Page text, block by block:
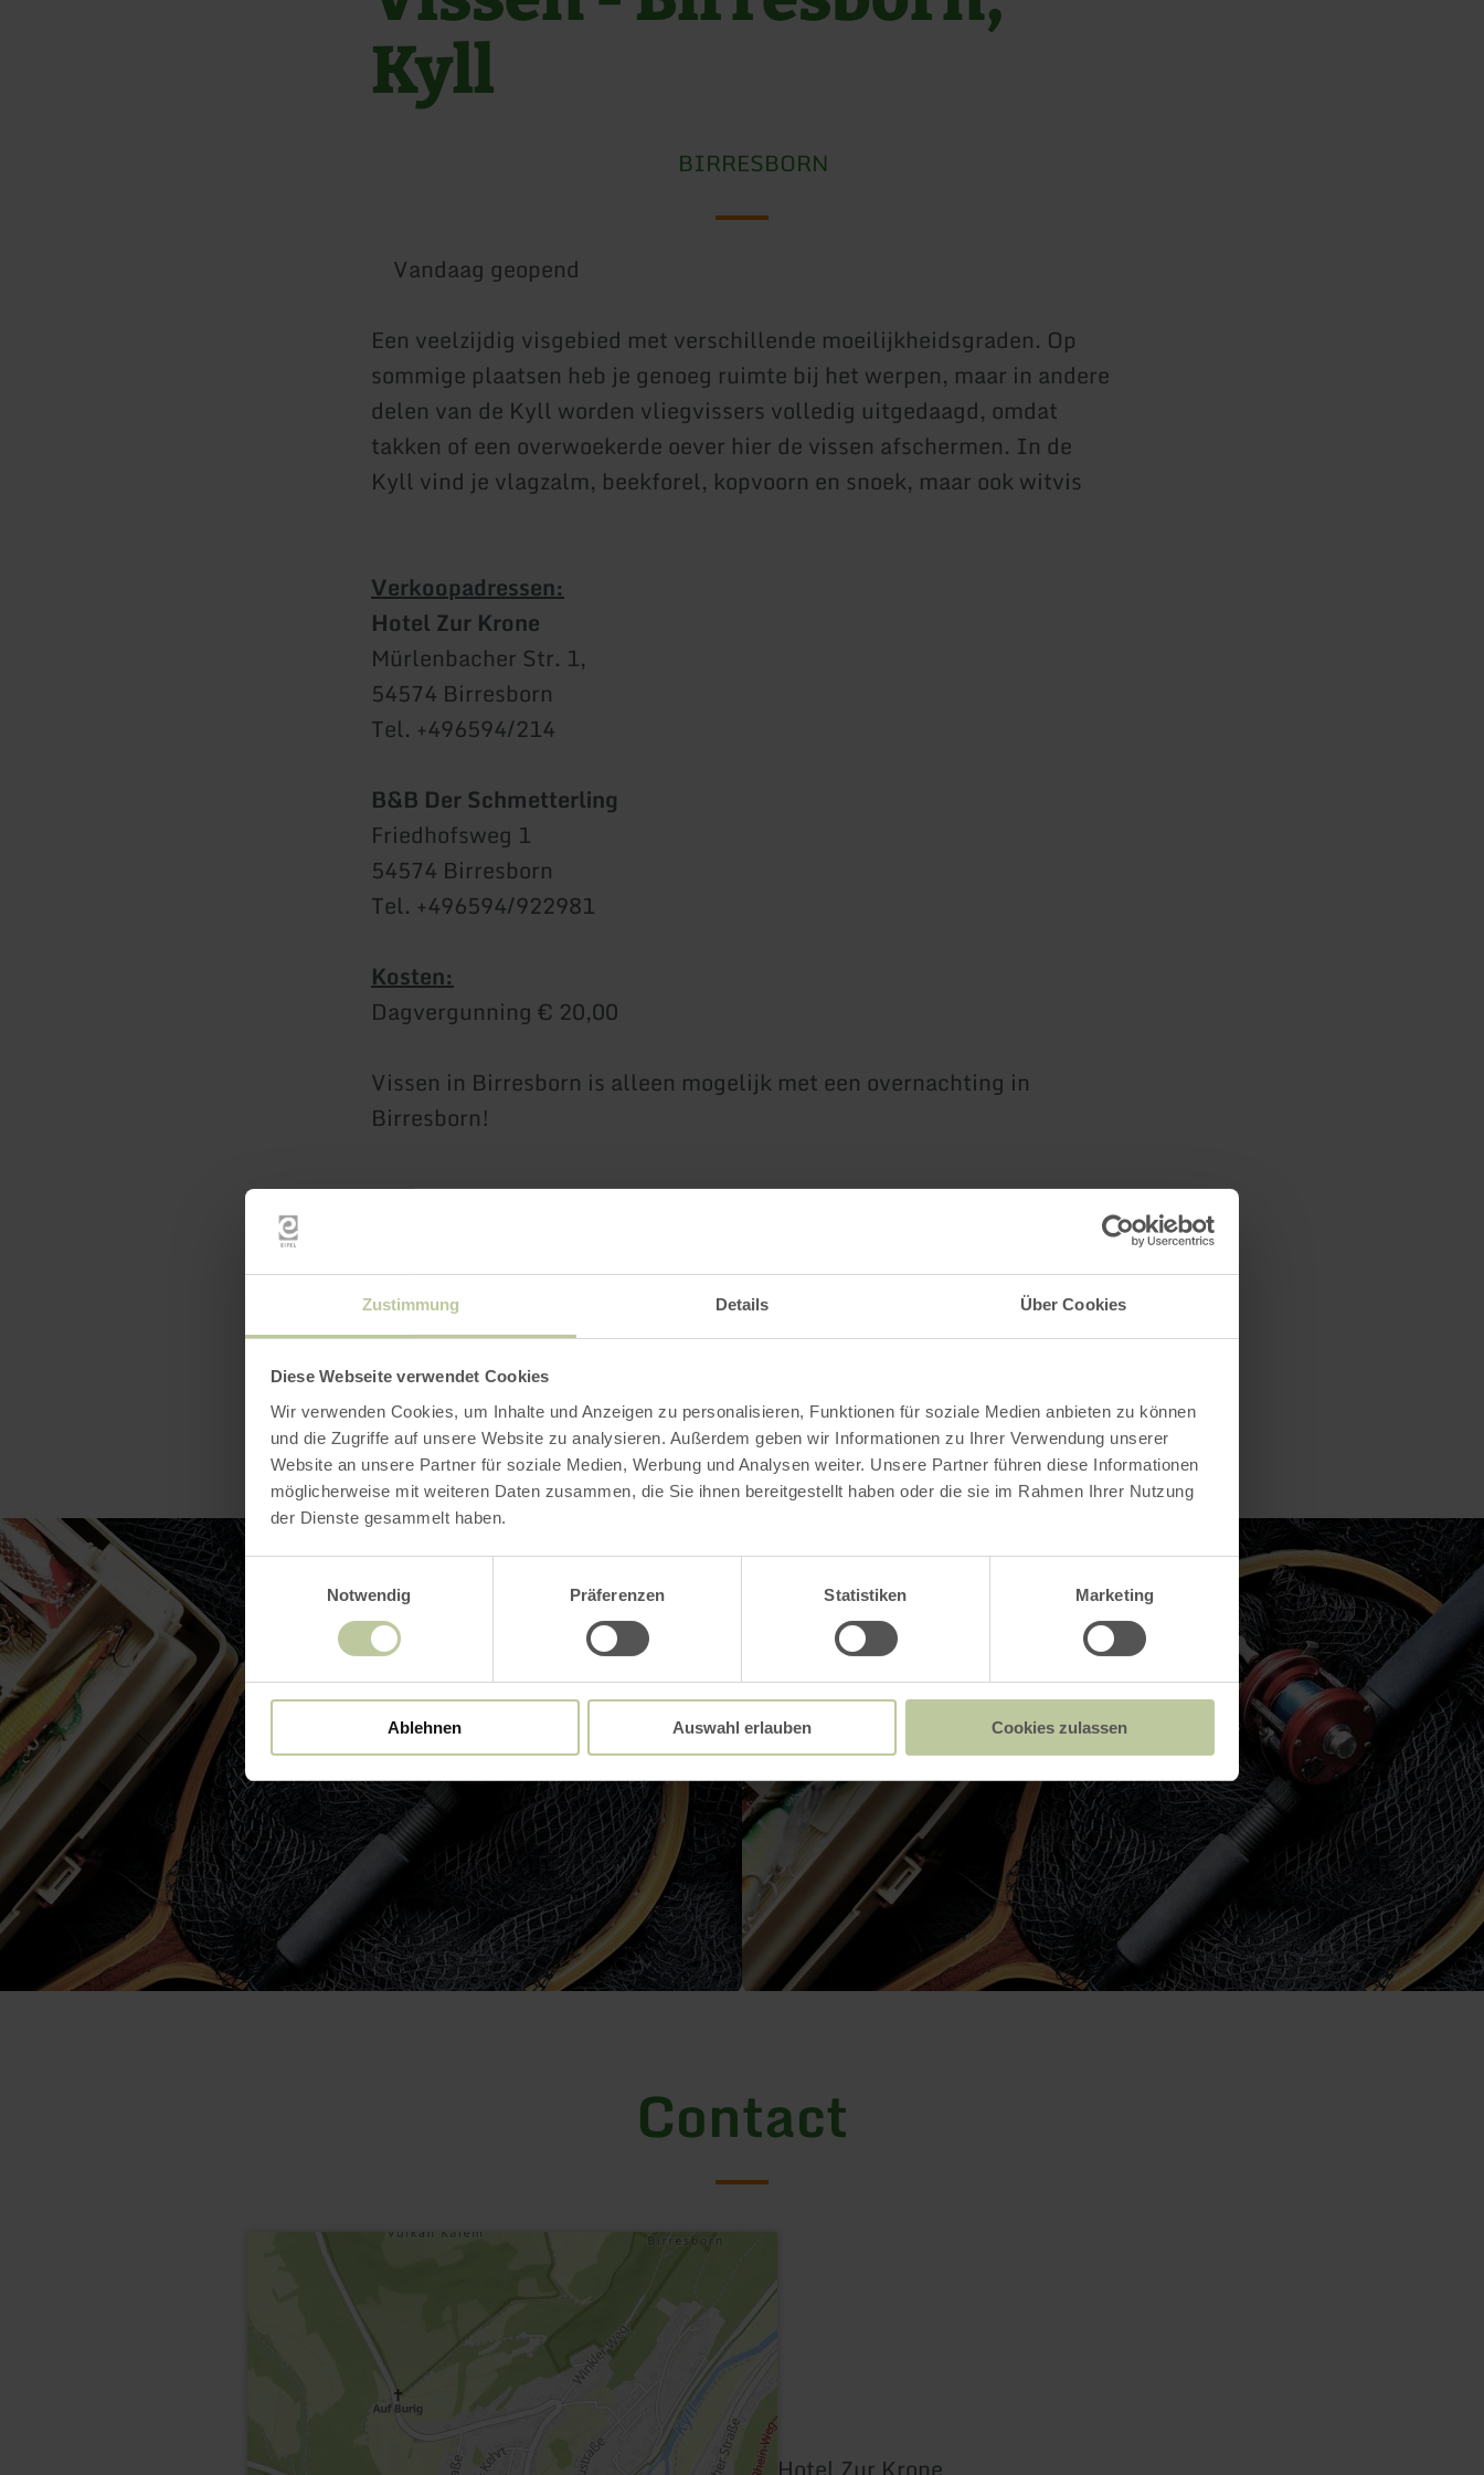
Zustimmung Details Über Cookies
Diese Webseite verwendet Cookies
Wir verwenden Cookies, um Inhalte und Anzeigen zu personalisieren, Funktionen für soziale Medien anbieten zu können
und die Zugriffe auf unsere Website zu analysieren. Außerdem geben wir Informationen zu Ihrer Verwendung unserer
Website an unsere Partner für soziale Medien, Werbung und Analysen weiter. Unsere Partner führen diese Informationen
möglicherweise mit weiteren Daten zusammen, die Sie ihnen bereitgestellt haben oder die sie im Rahmen Ihrer Nutzung
der Dienste gesammelt haben.
Notwendig
Präferenzen Statistiken Marketing
Ablehnen Auswahl erlauben Cookies zulassen
Kyll
BIRRESBORN
Vandaag geopend
Een veelzijdig visgebied met verschillende moeilijkheidsgraden. Op
sommige plaatsen heb je genoeg ruimte bij het werpen, maar in andere
delen van de Kyll worden vliegvissers volledig uitgedaagd, omdat
takken of een overwoekerde oever hier de vissen afschermen. In de
Kyll vind je vlagzalm, beekforel, kopvoorn en snoek, maar ook witvis
Verkoopadressen:
Hotel Zur Krone
Mürlenbacher Str. 1,
54574 Birresborn
Tel. +496594/214
B&B Der Schmetterling
Friedhofsweg 1
54574 Birresborn
Tel. +496594/922981
Kosten:
Dagvergunning € 20,00
Vissen in Birresborn is alleen mogelijk met een overnachting in
Birresborn!
Impressies
Contact